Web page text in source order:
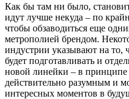
Как бы там ни было,
идут лучше некуда – по
чтобы обзаводиться еще
метрополией брендом.
индустрии указывают на то,
будет подготавливать и
новой линейки – в принципе
действительно разумным и
интересных моментов в